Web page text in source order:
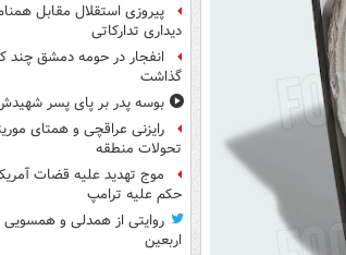
پیروزی استقلال مقابل
دیداری تدارکاتی
انفجار در حومه دمشق چند
گذاشت
بوسه‌ پدر بر پای پسر
رایزنی عراقچی و همتای
تحولات منطقه
موج تهدید علیه قضات
حکم علیه ترامپ
روایتی از همدلی و
اربعین